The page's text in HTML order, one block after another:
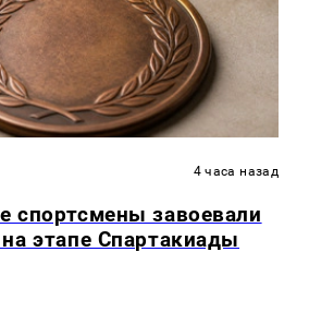
4 часа назад
спортсмены завоевали
этапе Спартакиады